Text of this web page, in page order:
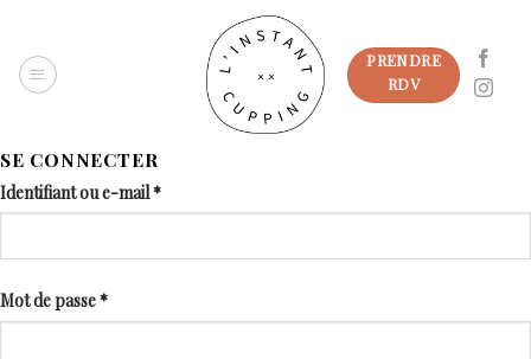
contenu
PRENDRE
RDV
SE CONNECTER
Identifiant ou e-mail*
Mot de passe*